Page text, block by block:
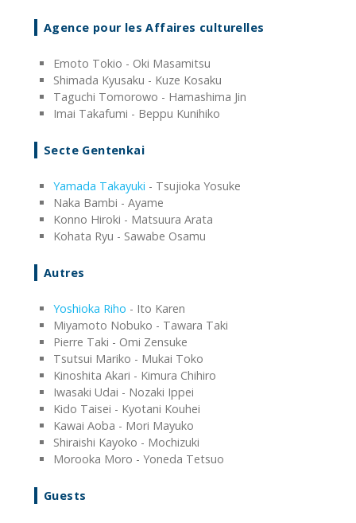
Agence pour les Affaires culturelles
Emoto Tokio - Oki Masamitsu
Shimada Kyusaku - Kuze Kosaku
Taguchi Tomorowo - Hamashima Jin
Imai Takafumi - Beppu Kunihiko
Secte Gentenkai
Yamada Takayuki - Tsujioka Yosuke
Naka Bambi - Ayame
Konno Hiroki - Matsuura Arata
Kohata Ryu - Sawabe Osamu
Autres
Yoshioka Riho - Ito Karen
Miyamoto Nobuko - Tawara Taki
Pierre Taki - Omi Zensuke
Tsutsui Mariko - Mukai Toko
Kinoshita Akari - Kimura Chihiro
Iwasaki Udai - Nozaki Ippei
Kido Taisei - Kyotani Kouhei
Kawai Aoba - Mori Mayuko
Shiraishi Kayoko - Mochizuki
Morooka Moro - Yoneda Tetsuo
Guests